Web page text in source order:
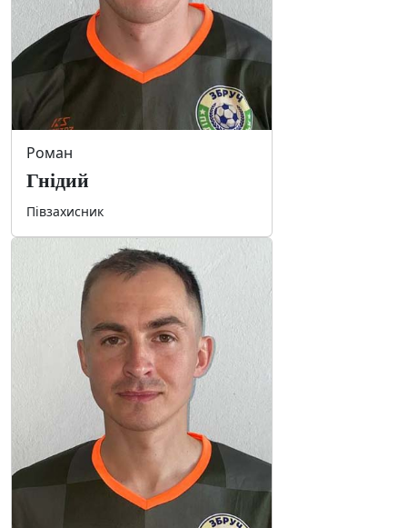
Роман
Гнідий
Півзахисник